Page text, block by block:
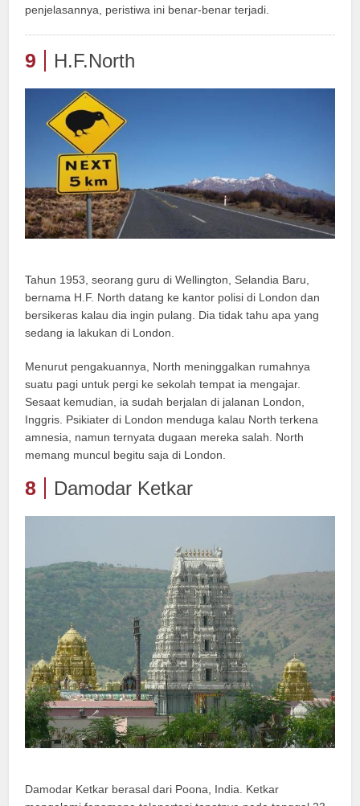
penjelasannya, peristiwa ini benar-benar terjadi.
9 H.F.North
Tahun 1953, seorang guru di Wellington, Selandia Baru,
bernama H.F. North datang ke kantor polisi di London dan
bersikeras kalau dia ingin pulang. Dia tidak tahu apa yang
sedang ia lakukan di London.
Menurut pengakuannya, North meninggalkan rumahnya
suatu pagi untuk pergi ke sekolah tempat ia mengajar.
Sesaat kemudian, ia sudah berjalan di jalanan London,
Inggris. Psikiater di London menduga kalau North terkena
amnesia, namun ternyata dugaan mereka salah. North
memang muncul begitu saja di London.
8 Damodar Ketkar
Damodar Ketkar berasal dari Poona, India. Ketkar